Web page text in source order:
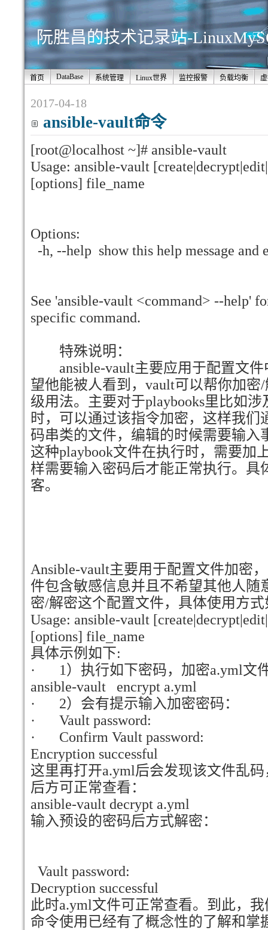
阮胜昌的技术记录站-
首页 DataBase 系统管理 Linux世界 监控报警 负载均衡
2017-04-18
ansible-vault命令
[root@localhost ~]# ansible-vault
Usage: ansible-vault
[options] file_name
Options:
-h, --help show this help message and
See 'ansible-vault <command> --help'
specific command.
特殊说明：
ansible-vault主要应用于配置文件
望他能被人看到，vault可以帮你加
级用法。主要对于playbooks里比如
时，可以通过该指令加密，这样我们
码串类的文件，编辑的时候需要输入
这种playbook文件在执行时，需要加
样需要输入密码后才能正常执行。具
客。
Ansible-vault主要用于配置文件加密
件包含敏感信息并且不希望其他人随
密/解密这个配置文件，具体使用方
Usage: ansible-vault
[options] file_name
具体示例如下:
·
1）执行如下密码，加密a.yml文
ansible-vault encrypt a.yml
·
2）会有提示输入加密密码：
·
Vault password:
·
Confirm Vault password:
Encryption successful
这里再打开a.yml后会发现该文件乱
后方可正常查看：
ansible-vault decrypt a.yml
输入预设的密码后方式解密：
Vault password:
Decryption successful
此时a.yml文件可正常查看。到此，
命令使用已经有了概念性的了解和掌